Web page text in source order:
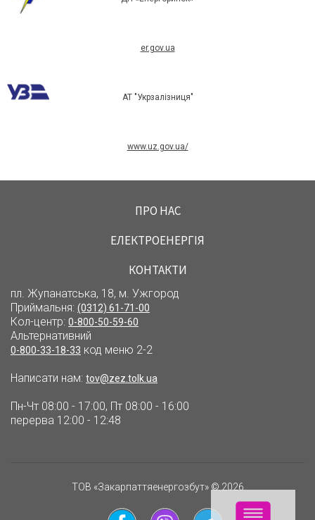
er.gov.ua
АТ "Укрзалізниця"
www.uz.gov.ua/
ПРО НАС
ЕЛЕКТРОЕНЕРГІЯ
КОНТАКТИ
пл. Жупанатська, 18, м. Ужгород
Приймальня: (0312) 61-71-00
Кол-центр: 0-800-50-59-60
Альтернативний
0-800-33-18-33 код меню 2-2
Написати нам: tov@zez.tolk.ua
Пн-Чт 08:00 - 17:00, Пт 08:00 - 16:00
перерва 12:00 - 12:48
ТОВ «Закарпаттяенергозбут» © 2026